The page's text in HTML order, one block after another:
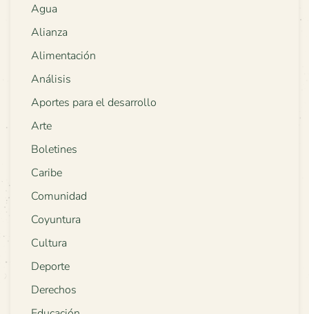
Agua
Alianza
Alimentación
Análisis
Aportes para el desarrollo
Arte
Boletines
Caribe
Comunidad
Coyuntura
Cultura
Deporte
Derechos